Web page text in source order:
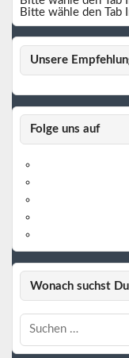
Bitte wähle den Tab
Unsere
Folge uns auf
Wonach suchst